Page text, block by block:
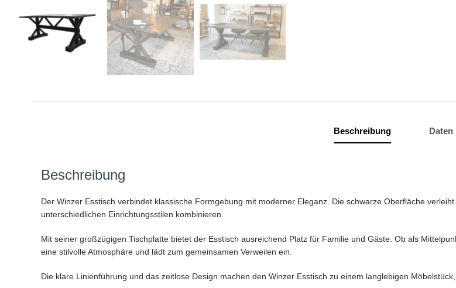
Beschreibung Daten
Beschreibung
Der Winzer Esstisch verbindet klassische Formgebung mit moderner Eleganz. Die schwarze Oberfläche
unterschiedlichen Einrichtungsstilen kombinieren.
Mit seiner großzügigen Tischplatte bietet der Esstisch ausreichend Platz für Familie und Gäste. Ob als
eine stilvolle Atmosphäre und lädt zum gemeinsamen Verweilen ein.
Die klare Linienführung und das zeitlose Design machen den Winzer Esstisch zu einem langlebigen